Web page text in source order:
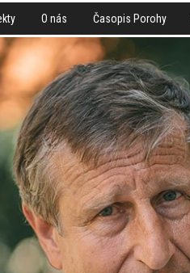
O nás Časopis Porohy